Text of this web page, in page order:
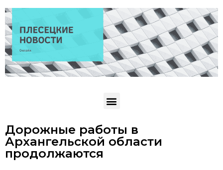
Дорожные работы в
Архангельской области
продолжаются